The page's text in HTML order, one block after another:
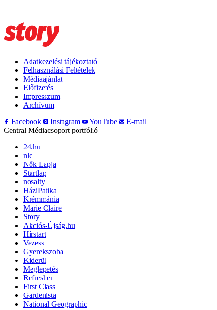
Adatkezelési tájékoztató
Felhasználási Feltételek
Médiaajánlat
Előfizetés
Impresszum
Archívum
Facebook
Instagram YouTube
E-mail
Central Médiacsoport portfólió
24.hu
nlc
Nők Lapja
Startlap
nosalty
HáziPatika
Krémmánia
Marie Claire
Story
Akciós-Újság.hu
Hírstart
Vezess
Gyerekszoba
Kiderül
Meglepetés
Refresher
First Class
Gardenista
National Geographic